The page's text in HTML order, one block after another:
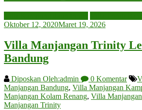
Oktober 12, 2020Maret 19, 2026
Villa Manjangan Trinity
Bandung
Diposkan Oleh:admin 0 Komentar
Manjangan Bandung, Villa Manjangan
Manjangan Kolam Renang, Villa
Manjangan Trinity